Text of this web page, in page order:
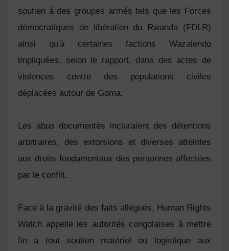
soutien à des groupes armés tels que les Forces
démocratiques de libération du Rwanda (FDLR)
ainsi qu'à certaines factions Wazalendo
impliquées, selon le rapport, dans des actes de
violences contre des populations civiles
déplacées autour de Goma.
Les abus documentés incluraient des détentions
arbitraires, des extorsions et diverses atteintes
aux droits fondamentaux des personnes affectées
par le conflit.
Face à la gravité des faits allégués, Human Rights
Watch appelle les autorités congolaises à mettre
fin à tout soutien matériel ou logistique aux